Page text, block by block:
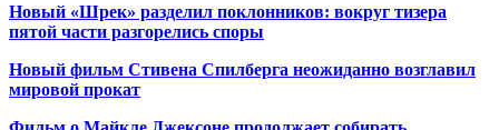
Новый «Шрек» разделил поклонников: вокруг тизера
пятой части разгорелись споры
Новый фильм Стивена Спилберга неожиданно возглавил
мировой прокат